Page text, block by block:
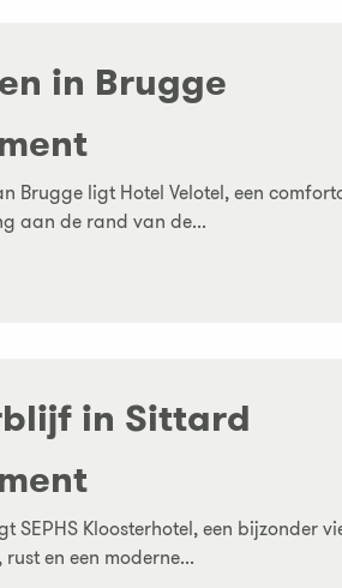
in Brugge
Brugge ligt Hotel Velotel, een
aan de rand van de...
in Sittard
SEPHS Kloosterhotel, een bijzonder
en een moderne...